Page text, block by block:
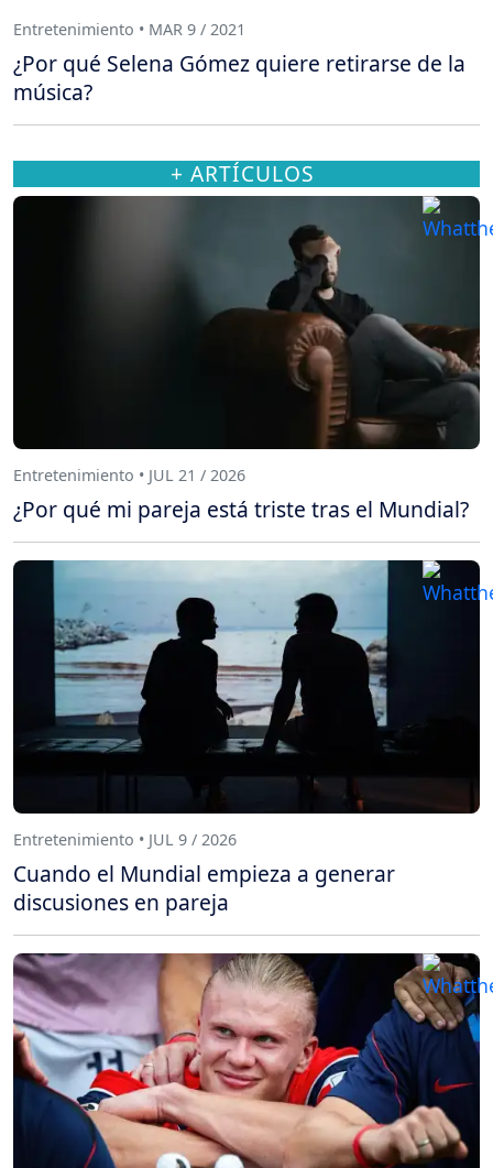
Entretenimiento • MAR 9 / 2021
¿Por qué Selena Gómez quiere retirarse de la
música?
+ ARTÍCULOS
Entretenimiento • JUL 21 / 2026
¿Por qué mi pareja está triste tras el Mundial?
Entretenimiento • JUL 9 / 2026
Cuando el Mundial empieza a generar
discusiones en pareja